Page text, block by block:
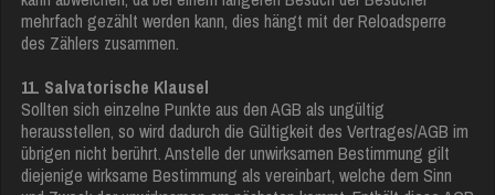
mehrfach gezählt werden kann, dies hängt mit der Reloadsperre
des Zählers zusammen.
11. Salvatorische Klausel
Sollten sich einzelne Punkte aus den AGB als ungültig
herausstellen, so wird dadurch die Gültigkeit des Vertrages/AGB im
übrigen nicht berührt. Anstelle der unwirksamen Bestimmung gilt
diejenige wirksame Bestimmung als vereinbart, welche dem Sinn